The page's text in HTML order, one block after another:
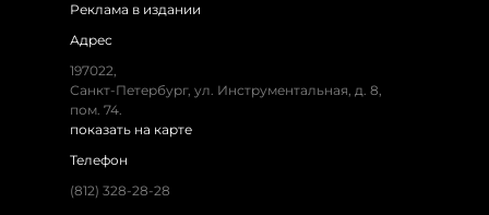
Реклама в издании
Адрес
197022,
Санкт-Петербург, ул. Инструментальная, д. 8,
пом. 74.
показать на карте
Телефон
(812) 328-28-28